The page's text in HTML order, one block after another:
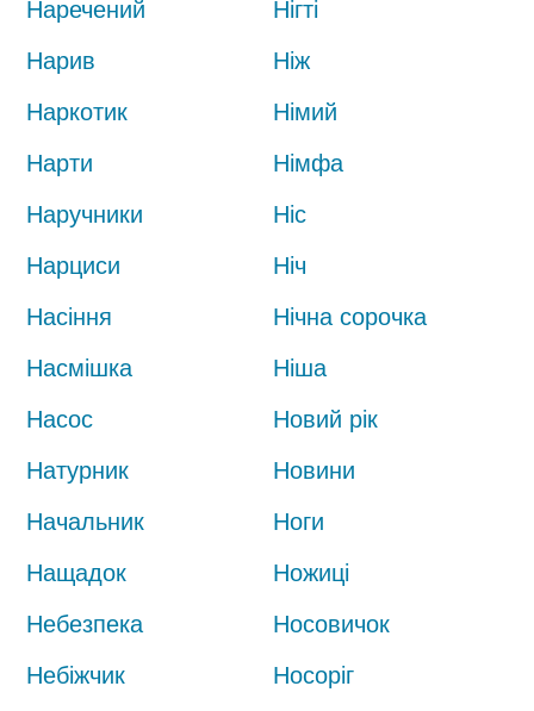
Наречений
Нарив
Наркотик
Нарти
Наручники
Нарциси
Насіння
Насмішка
Насос
Натурник
Начальник
Нащадок
Небезпека
Небіжчик
Нігті
Ніж
Німий
Німфа
Ніс
Ніч
Нічна сорочка
Ніша
Новий рік
Новини
Ноги
Ножиці
Носовичок
Носоріг